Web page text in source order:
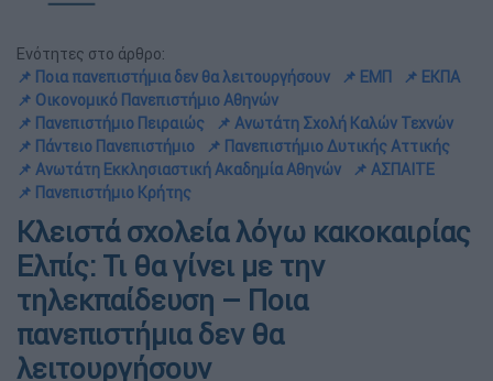
Ενότητες στο άρθρο:
📌 Ποια πανεπιστήμια δεν θα λειτουργήσουν
📌 ΕΜΠ
📌 ΕΚΠΑ
📌 Οικονομικό Πανεπιστήμιο Αθηνών
📌 Πανεπιστήμιο Πειραιώς
📌 Ανωτάτη Σχολή Καλών Τεχνών
📌 Πάντειο Πανεπιστήμιο
📌 Πανεπιστήμιο Δυτικής Αττικής
📌 Ανωτάτη Εκκλησιαστική Ακαδημία Αθηνών
📌 ΑΣΠΑΙΤΕ
📌 Πανεπιστήμιο Κρήτης
Κλειστά σχολεία λόγω κακοκαιρίας
Ελπίς: Τι θα γίνει με την
τηλεκπαίδευση – Ποια
πανεπιστήμια δεν θα
λειτουργήσουν